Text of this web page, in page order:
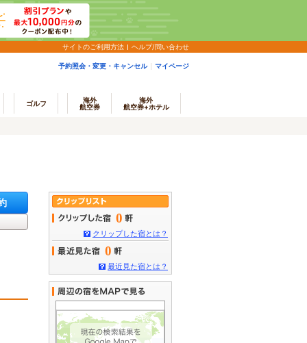
サイトのご利用方法 ヘルプ/問い合わせ
予約照会・変更・キャンセル マイページ
ゴルフ
海外
航空券
海外
航空券+ホテル
0
クリップした宿とは？
0
最近見た宿とは？